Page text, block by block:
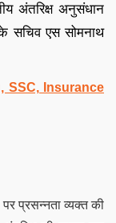
अंतरिक्ष अनुसंधान
सचिव एस सोमनाथ
SSC, Insurance
प्रसन्नता व्यक्त की